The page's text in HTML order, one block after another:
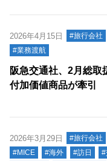
2026年4月15日 #旅行会社
#業務渡航
阪急交通社、2月総
付加価値商品が牽引
2026年3月29日 #旅行会社
#MICE
#海外 #訪日 #